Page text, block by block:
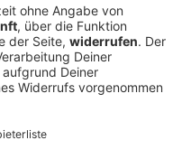
Beziehung mit
Wir enthüllen
glückliche Paare